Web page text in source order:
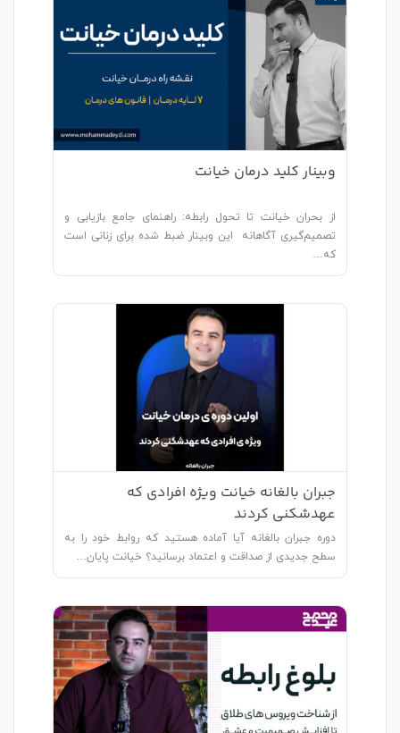
وبینار کلید درمان خیانت
از بحران خیانت تا تحول رابطه: راهنمای جامع بازیابی و
تصمیم‌گیری آگاهانه این وبینار ضبط‌ شده برای زنانی است
که…
جبران بالغانه خیانت ویژه افرادی که
عهدشکنی کردند
دوره جبران بالغانه آیا آماده هستید که روابط خود را به
سطح جدیدی از صداقت و اعتماد برسانید؟ خیانت پایان…